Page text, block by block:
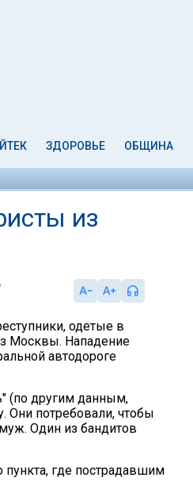
ЗДОРОВЬЕ ОБЩИНА
из
одетые в
Москвы. Нападение
автодороге
(по другим данным,
Они потребовали, чтобы
Один из бандитов
где пострадавшим